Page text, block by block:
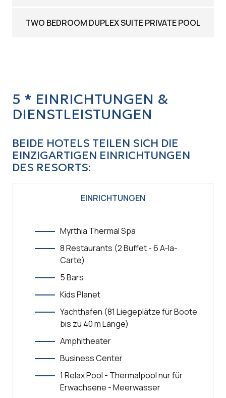
TWO BEDROOM DUPLEX SUITE PRIVATE POOL
5 * EINRICHTUNGEN &
DIENSTLEISTUNGEN
BEIDE HOTELS TEILEN SICH DIE
EINZIGARTIGEN EINRICHTUNGEN
DES RESORTS:
EINRICHTUNGEN
Myrthia Thermal Spa
8 Restaurants (2 Buffet - 6 A-la-
Carte)
5 Bars
Kids Planet
Yachthafen (81 Liegeplätze für Boote
bis zu 40 m Länge)
Amphitheater
Business Center
1 Relax Pool - Thermalpool nur für
Erwachsene - Meerwasser